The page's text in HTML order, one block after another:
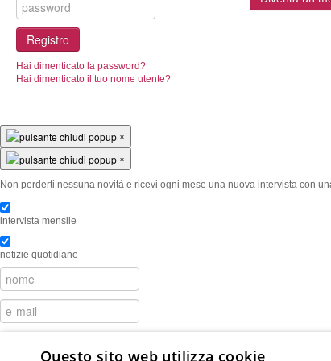
Registro
Hai dimenticato la password?
Hai dimenticato il tuo nome utente?
×
×
Non perderti nessuna novità e ricevi ogni mese una nuova intervista con
intervista mensile
notizie quotidiane
Questo sito web utilizza cookie